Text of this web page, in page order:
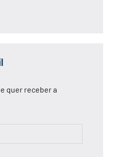
quer receber a